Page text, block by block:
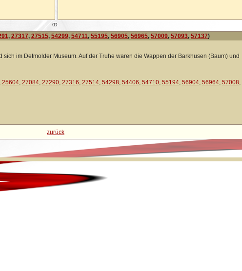
oo
, 27317, 27515, 54299, 54711, 55195, 56905, 56965, 57009, 57093, 57137)
im Detmolder Museum. Auf der Truhe waren die Wappen der Barkhusen (Baum) und
,25604,27084,27290,27316,27514,54298,54406,54710,55194,56904,56964,57008,
zurück